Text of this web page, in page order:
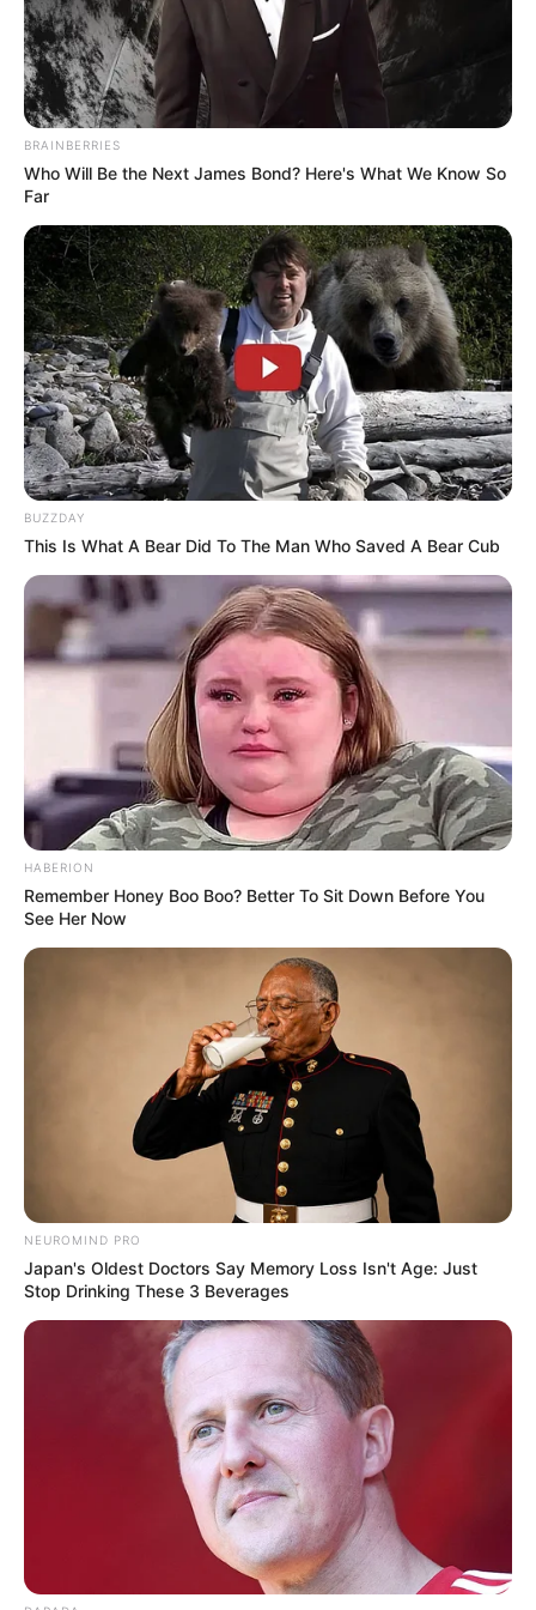
Kletterwald Forest Adventures - Der Kletterpark in
Friedrichsdorf verspricht adrenalinhaltige
Grenzerfahrung, Naturerlebnis und Spaß zugleich.
Die zu überwindenden Elemente besitzen steigende
Schwierigkeitsgrade und sind auch für Anfänger
geeignet. Informationen unterwww.kletterwald-taun
Kletterwald auf dem Neroberg - Der Kletterwald auf
dem Neroberg ist einer der größten Hochseilgärten
in Europa. 18 große Parcours - vom Kinderparcours
bis zum superschweren Treeman-Parcours - führen
zwischen uralten Eichen und Buchen von Baum zu
Baum. Die Übungs- und Kinderparcours starten in
1,5 m Höhe, der höchste Parcours führt in die
Baumwipfel bis auf 24 m Höhe. Auf Wiesbadens
Hausberg befindet sich der Kletterwald in
einzigartiger Lage. Seit 2006 wurde der Kletterwald
ständig weiterentwickelt und ausgebaut. Zu den
Kurvenseilbahn, der superschwere
Treemannparcours, das Erlebnest auf 24m Höhe
und der Partnerparcours. . Informationen unterwww.
kletterwald-neroberg.de/. Eingetragen von Weitblick.
Hier geht es zu allen Freizeitangeboten,
Ausflugszielen und Sehenswürdigkeiten in und um
Bad Cambergund in der RegionLimburger Becken.
Erlebnisse buchen und Gutscheine:
Puzzle
Kinderausflugsziele und Abenteuer in ganz
BRAINBERRIES
Who Will Be the Next James Bond? Here's What We Know So
Far
BUZZDAY
This Is What A Bear Did To The Man Who Saved A Bear Cub
HABERION
Remember Honey Boo Boo? Better To Sit Down Before You
See Her Now
NEUROMIND PRO
Japan's Oldest Doctors Say Memory Loss Isn't Age: Just
Stop Drinking These 3 Beverages